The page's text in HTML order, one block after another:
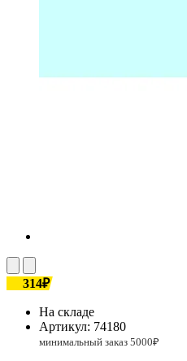
314₽
На складе
Артикул: 74180